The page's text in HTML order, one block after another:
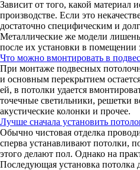
Зависит от того, какой материал
производстве. Если это
достаточно специфическим и
Металлические же модели
после их установки в помещении
Что можно вмонтировать в
При монтаже подвесных
и основным перекрытием
ей, в потолки удается
точечные светильники, решетки
акустические колонки и прочее.
Лучше сначала установить
Обычно чистовая отделка
сперва устанавливают потолки,
этого делают пол. Однако на
Последующая установка потолка